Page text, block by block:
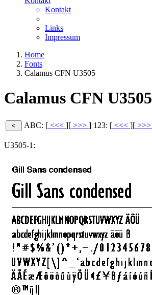
Kontakt
Links
Impressum
Home
Fonts
Calamus CFN U3505
Calamus CFN U3505
ABC: [ <<< ][ >>> ] 123: [ <<< ][ >>>
U3505-1: